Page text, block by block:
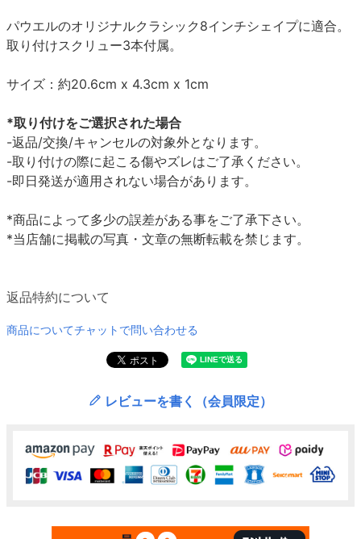
パウエルのオリジナルクラシック8インチシェイプに適合。
取り付けスクリュー3本付属。
サイズ：約20.6cm x 4.3cm x 1cm
*取り付けをご選択された場合
-返品/交換/キャンセルの対象外となります。
-取り付けの際に起こる傷やズレはご了承ください。
-即日発送が適用されない場合があります。
*商品によって多少の誤差がある事をご了承下さい。
*当店舗に掲載の写真・文章の無断転載を禁じます。
返品特約について
商品についてチャットで問い合わせる
レビューを書く（会員限定）